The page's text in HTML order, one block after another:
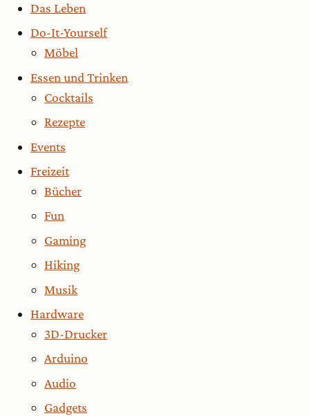
Das Leben
Do-It-Yourself
Möbel
Essen und Trinken
Cocktails
Rezepte
Events
Freizeit
Bücher
Fun
Gaming
Hiking
Musik
Hardware
3D-Drucker
Arduino
Audio
Gadgets